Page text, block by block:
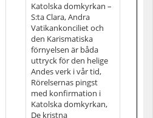
Katolska domkyrkan –
S:ta Clara, Andra
Vatikankonciliet och
den Karismatiska
förnyelsen är båda
uttryck för den helige
Andes verk i vår tid,
Rörelsernas pingst
med konfirmation i
Katolska domkyrkan,
De kristna